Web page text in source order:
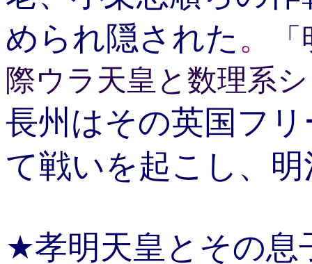
められ隠された 。
際ウラ天皇と数理系
長州はその英国フ
て戦いを起こし、
★孝明天皇とその息